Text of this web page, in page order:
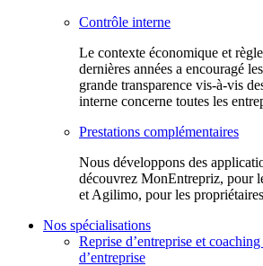
Contrôle interne
Le contexte économique et
dernières années a encouragé
grande transparence vis-à-vis
interne concerne toutes les
Prestations complémentaires
Nous développons des
découvrez MonEntrepriz, pour
et Agilimo, pour les
Nos spécialisations
Reprise d’entreprise et
d’entreprise